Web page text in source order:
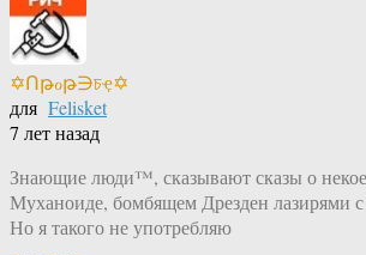
✡Ոթℴթ∋চҿ✡
для Felisket
7 лет назад
Знающие люди™, сказывают сказы о
Муханоиде, бомбящем Дрезден лазирями
Но я такого не употребляю